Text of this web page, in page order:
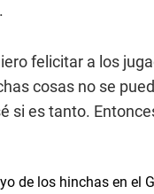
felicitar a los
cosas no se
si es tanto.